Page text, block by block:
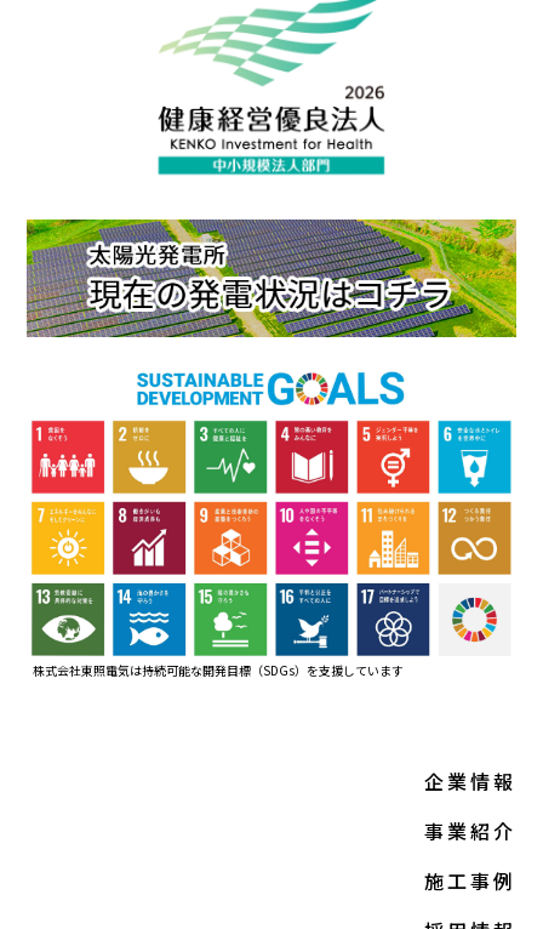
株式会社東照電気は持続可能な開発目標（SDGs） を支援しています
企業情報
事業紹介
施工事例